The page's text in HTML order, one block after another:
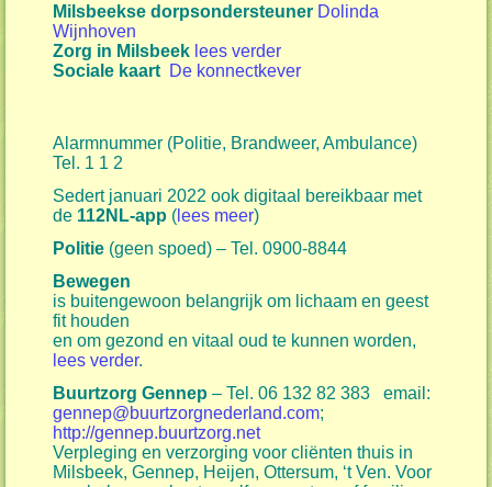
Milsbeekse dorpsondersteuner Dolinda
Wijnhoven
Zorg in Milsbeek lees verder
Sociale kaart De konnectkever
Alarmnummer (Politie, Brandweer, Ambulance)
Tel. 1 1 2
Sedert januari 2022 ook digitaal bereikbaar met
de 112NL-app ( lees meer)
Politie (geen spoed) – Tel. 0900-8844
Bewegen
is buitengewoon belangrijk om lichaam en geest
fit houden
en om gezond en vitaal oud te kunnen worden,
lees verder.
Buurtzorg Gennep – Tel. 06 132 82 383 email:
gennep@buurtzorgnederland.com;
http://gennep.buurtzorg.net
Verpleging en verzorging voor cliënten thuis in
Milsbeek, Gennep, Heijen, Ottersum, ‘t Ven. Voor